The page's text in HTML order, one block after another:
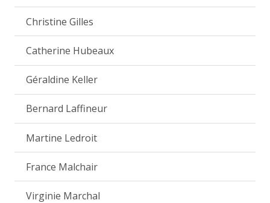
Christine Gilles
Catherine Hubeaux
Géraldine Keller
Bernard Laffineur
Martine Ledroit
France Malchair
Virginie Marchal